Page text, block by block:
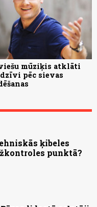
mūziķis atklāti
pēc sievas
ķibeles
punktā?